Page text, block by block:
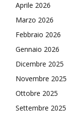
Aprile 2026
Marzo 2026
Febbraio 2026
Gennaio 2026
Dicembre 2025
Novembre 2025
Ottobre 2025
Settembre 2025